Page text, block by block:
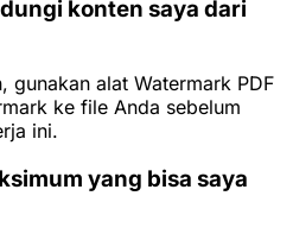
konten saya dari
gunakan alat Watermark PDF
ke file Anda sebelum
ini.
yang bisa saya